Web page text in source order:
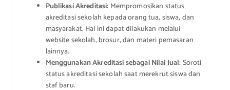
Publikasi Akreditasi: Mempromosikan status
akreditasi sekolah kepada orang tua, siswa, dan
masyarakat. Hal ini dapat dilakukan melalui
website sekolah, brosur, dan materi pemasaran
lainnya.
Menggunakan Akreditasi sebagai Nilai Jual:Soroti
status akreditasi sekolah saat merekrut siswa dan
staf baru.